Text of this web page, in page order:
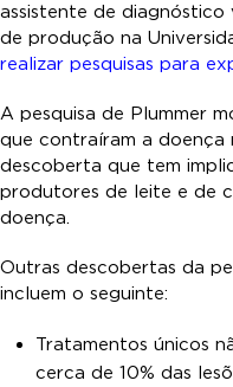
assistente de diagnóstico
de produção na
realizar pesquisas para
A pesquisa de Plummer
que contraíram a doença
descoberta que tem
produtores de leite e de
doença.
Outras descobertas da
incluem o seguinte:
Tratamentos únicos
cerca de 10% das